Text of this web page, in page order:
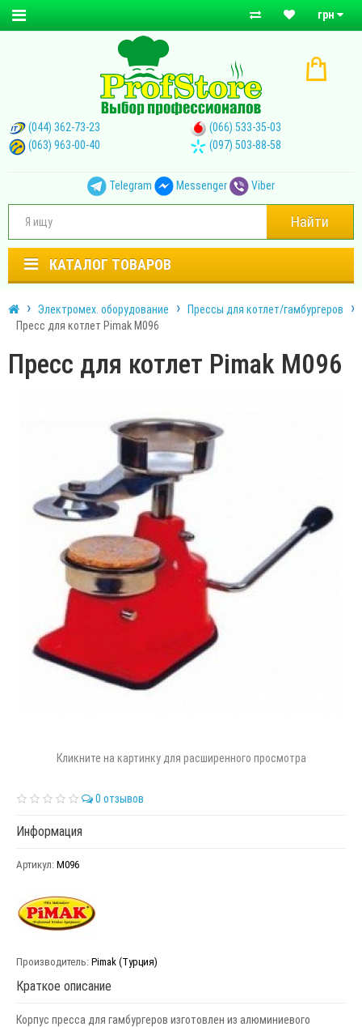
грн
(044) 362-73-23
(066) 533-35-03
(063) 963-00-40
(097) 503-88-58
Telegram Messenger Viber
Найти
КАТАЛОГ ТОВАРОВ
Электромех. оборудование
Прессы для котлет/гамбургеров
Пресс для котлет Pimak М096
Пресс для котлет Pimak М096
Кликните на картинку для расширенного просмотра
0 отзывов
Информация
Артикул: М096
Производитель: Pimak (Турция)
Краткое описание
Корпус пресса для гамбургеров изготовлен из алюминиевого